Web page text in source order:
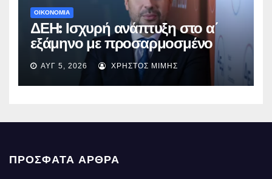
ΟΙΚΟΝΟΜΙΑ
ΔΕΗ: Ισχυρή ανάπτυξη στο α΄
εξάμηνο με προσαρμοσμένο
EBITDA στα €1,2 δισ.
ΑΥΓ 5, 2026 ΧΡΉΣΤΟΣ ΜΊΜΗΣ
ΠΡΌΣΦΑΤΑ ΆΡΘΡΑ